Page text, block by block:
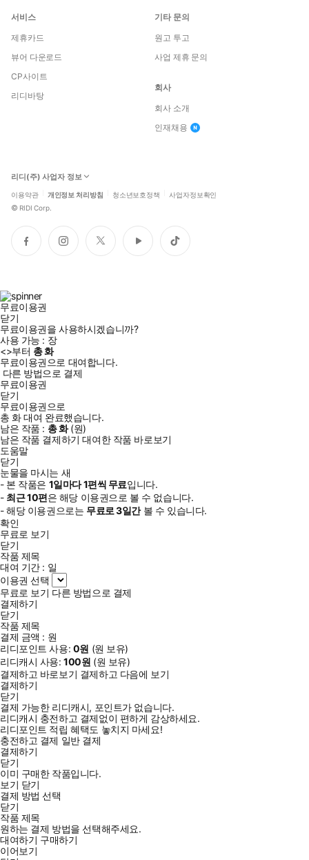
서비스
제휴카드
뷰어 다운로드
CP사이트
리디바탕
기타 문의
원고 투고
사업 제휴 문의
회사
회사 소개
인재채용
리디(주) 사업자 정보
이용약관 개인정보 처리방침 청소년보호정책 사업자정보확인
© RIDI Corp.
페
이
인
스
트
위
유
튜
틱
톡
무료이용권
닫기
무료이용권을 사용하시겠습니까?
사용 가능 : 장
<>부터 총화
무료이용권으로 대여합니다.
다른 방법으로 결제
무료이용권
닫기
무료이용권으로
총 화대여 완료했습니다.
남은 작품 : 총화(원)
남은 작품 결제하기 대여한 작품 바로보기
도움말
닫기
눈물을 마시는 새
- 본 작품은 1일마다1편씩 무료입니다.
- 최근10편은 해당 이용권으로 볼 수 없습니다.
- 해당 이용권으로는 무료로3일간볼 수 있습니다.
확인
무료로 보기
닫기
작품 제목
대여 기간 : 일
이용권 선택
무료로 보기 다른 방법으로 결제
결제하기
닫기
작품 제목
결제 금액 : 원
리디포인트 사용: 0원 (원 보유)
리디캐시 사용:100원 (원 보유)
결제하고 바로보기 결제하고 다음에 보기
결제하기
닫기
결제 가능한 리디캐시, 포인트가 없습니다.
리디캐시 충전하고 결제없이 편하게 감상하세요.
리디포인트 적립 혜택도 놓치지 마세요!
충전하고 결제 일반 결제
결제하기
닫기
이미 구매한 작품입니다.
보기 닫기
결제 방법 선택
닫기
작품 제목
원하는 결제 방법을 선택해주세요.
대여하기 구매하기
이어보기